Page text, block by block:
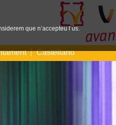
Castellano
que n’accepteu l’ús.